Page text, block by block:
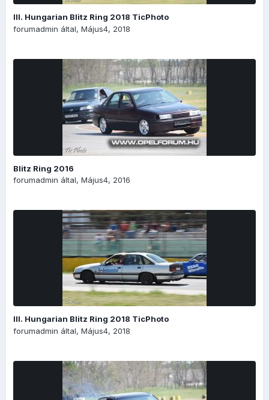
III. Hungarian Blitz Ring 2018 TicPhoto
forumadmin által, Május4, 2018
Blitz Ring 2016
forumadmin által, Május4, 2016
III. Hungarian Blitz Ring 2018 TicPhoto
forumadmin által, Május4, 2018